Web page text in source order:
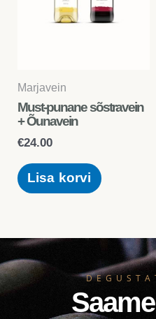
Marjavein
Must-punane sõstravein
+ Õunavein
€24.00
Lisa korvi